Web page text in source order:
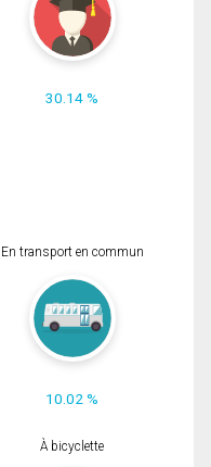
30.14 %
En transport en commun
10.02 %
À bicyclette